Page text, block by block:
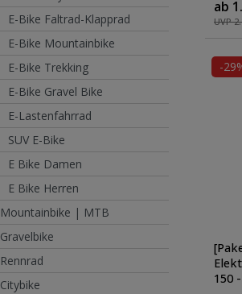
E-Bike Faltrad-Klapprad
E-Bike Mountainbike
E-Bike Trekking
E-Bike Gravel Bike
E-Lastenfahrrad
SUV E-Bike
E Bike Damen
E Bike Herren
Mountainbike | MTB
Gravelbike
Rennrad
Citybike
UVP
ab
-
150